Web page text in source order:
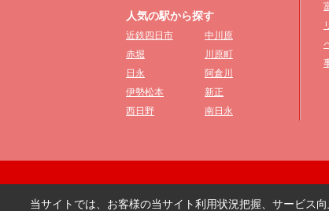
人気の駅から探す
近鉄四日市
中川原
赤堀
川原町
日永
阿倉川
伊勢松本
新正
西日野
南日永
当サイトでは、お客様の当サイト利用状況把握、サービス